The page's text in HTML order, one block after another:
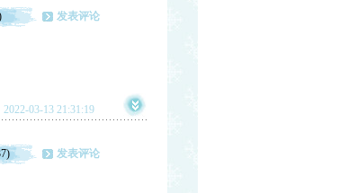
发表评论
2022-03-13 21:31:19
发表评论